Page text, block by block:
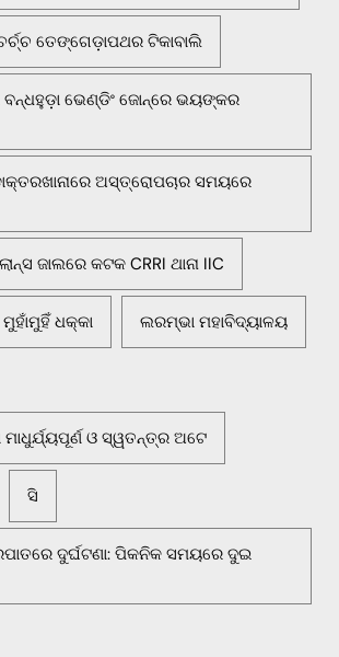
ତେଙ୍ଗେଡ଼ାପଥର ଟିକାବାଲି
ଭେଣ୍ଡିଂ ଜୋନ୍‌ରେ ଭୟଙ୍କର
ଅସ୍ତ୍ରୋପଚାର ସମୟରେ
ଜାଲରେ କଟକ CRRI ଥାନା IIC
ଧକ୍କା ଲରମ୍ଭା ମହାବିଦ୍ୟାଳୟ
ମାଧୁର୍ଯ୍ୟପୂର୍ଣ ଓ ସ୍ୱତନ୍ତ୍ର ଅଟେ
ସି
ଦୁର୍ଘଟଣା: ପିକନିକ ସମୟରେ ଦୁଇ